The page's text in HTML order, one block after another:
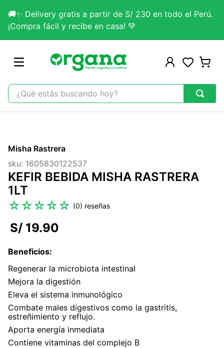
🚚✨ Delivery gratis a partir de S/ 230 en todo el Perú.
¡Compra fácil y recibe en casa! 💚
¿Qué estás buscando hoy?
2.
citrato magnesio
3.
colageno
4.
5 .
kefir
8.
melena leon
9.
stevia
proteina
Misha Rastrera
sku: 1605830122537
KEFIR BEBIDA MISHA RASTRERA
1LT
☆☆☆☆☆ (0)
S/ 19.90
Beneficios:
Regenerar la microbiota intestinal
Mejora la digestión
Eleva el sistema inmunológico
Combate males digestivos como la gastritis,
estreñimiento y reflujo.
Aporta energía inmediata
Contiene vitaminas del complejo B